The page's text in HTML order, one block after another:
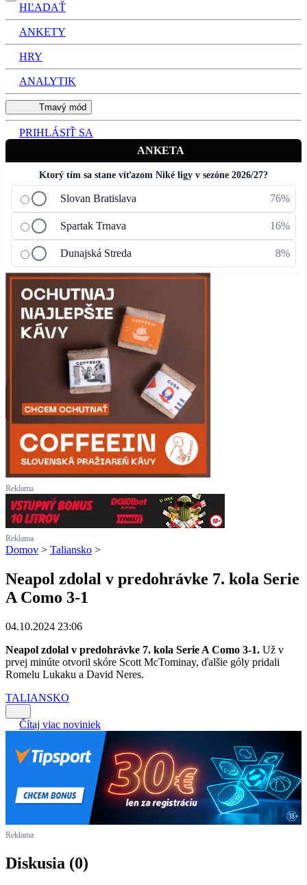
HĽADAŤ
ANKETY
HRY
ANALYTIK
Tmavý mód
PRIHLÁSIŤ SA
ANKETA
Ktorý tím sa stane víťazom Niké ligy v sezóne 2026/27?
Slovan Bratislava 76%
Spartak Trnava 16%
Dunajská Streda 8%
Reklama
Reklama
Domov > Taliansko >
Neapol zdolal v predohrávke 7. kola Serie
A Como 3-1
04.10.2024 23:06
Neapol zdolal v predohrávke 7. kola Serie A Como 3-1. Už v
prvej minúte otvoril skóre Scott McTominay, ďalšie góly pridali
Romelu Lukaku a David Neres.
TALIANSKO
Čítaj viac noviniek
Reklama
Diskusia (0)